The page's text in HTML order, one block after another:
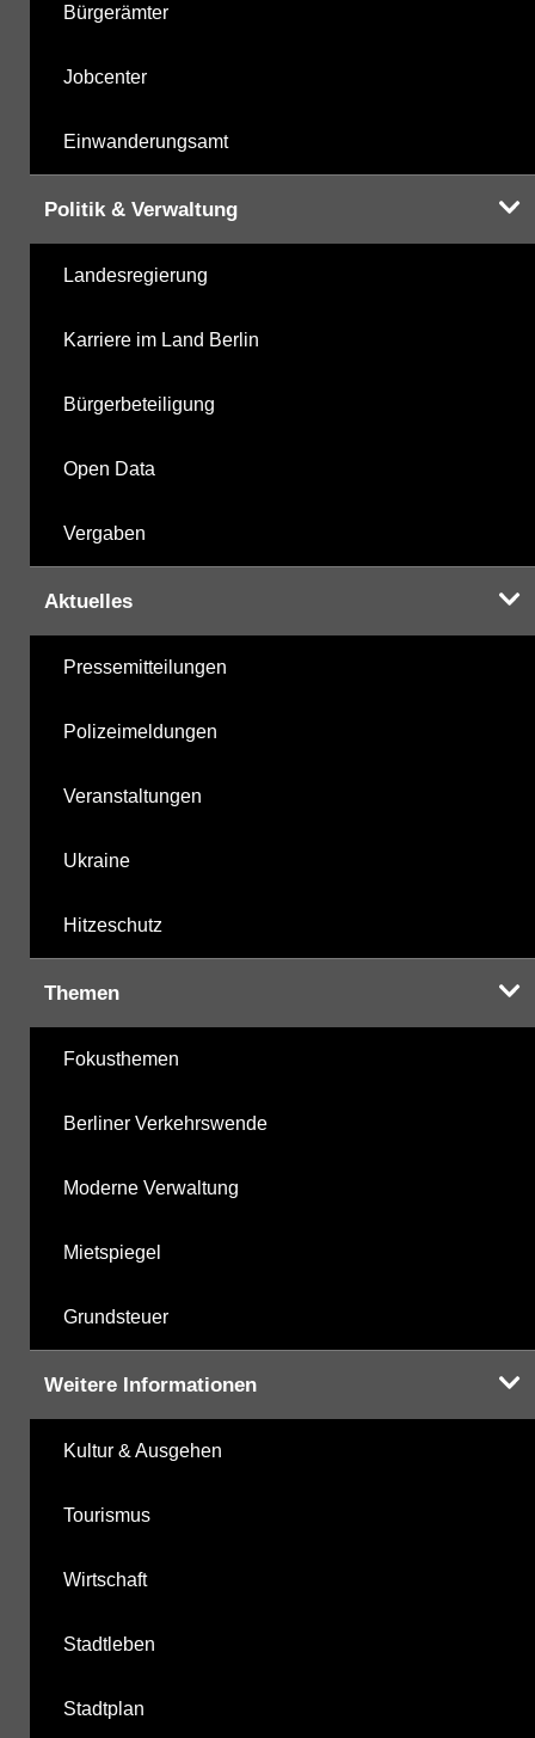
Bürgerämter
Jobcenter
Einwanderungsamt
Politik & Verwaltung
Landesregierung
Karriere im Land Berlin
Bürgerbeteiligung
Open Data
Vergaben
Aktuelles
Pressemitteilungen
Polizeimeldungen
Veranstaltungen
Ukraine
Hitzeschutz
Themen
Fokusthemen
Berliner Verkehrswende
Moderne Verwaltung
Mietspiegel
Grundsteuer
Weitere Informationen
Kultur & Ausgehen
Tourismus
Wirtschaft
Stadtleben
Stadtplan